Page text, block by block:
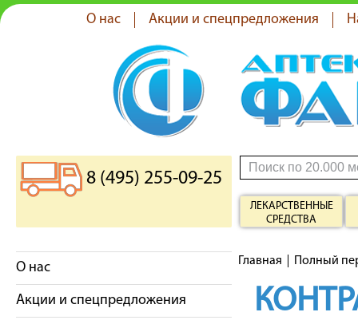
О нас Акции и спецпредложения
8 (495) 255-09-25
ЛЕКАРСТВЕННЫЕ
СРЕДСТВА
О нас
Акции и спецпредложения
Главная Полный